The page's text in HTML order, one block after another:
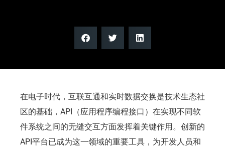
在电子时代，互联互通和实时数据交换是技术生态社
区的基础，API（应用程序编程接口）在实现不同软
件系统之间的无缝交互方面发挥着关键作用。创新的
API平台已成为这一领域的重要工具，为开发人员和